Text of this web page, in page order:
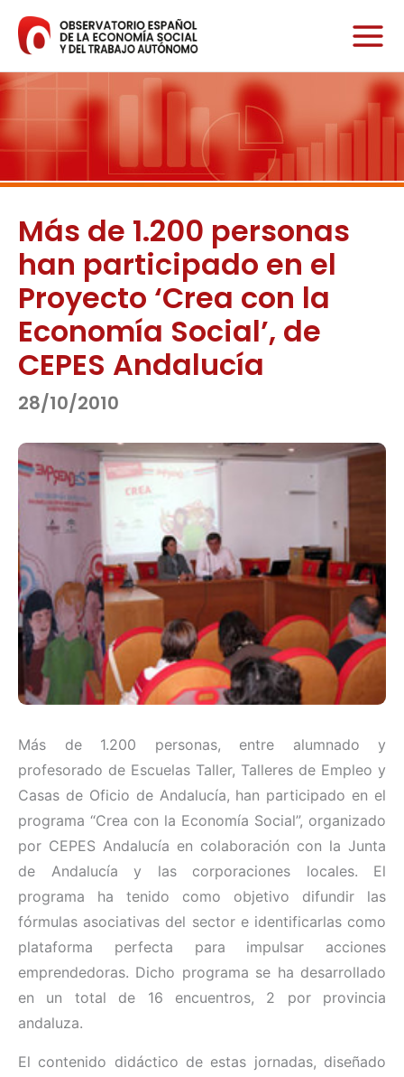
contenido
Más de 1.200 personas
han participado en el
Proyecto ‘Crea con la
Economía Social’, de
CEPES Andalucía
28/10/2010
Más de 1.200 personas, entre alumnado y
profesorado de Escuelas Taller, Talleres de Empleo y
Casas de Oficio de Andalucía, han participado en el
programa “Crea con la Economía Social”, organizado
por CEPES Andalucía en colaboración con la Junta
de Andalucía y las corporaciones locales. El
programa ha tenido como objetivo difundir las
fórmulas asociativas del sector e identificarlas como
plataforma perfecta para impulsar acciones
emprendedoras. Dicho programa se ha desarrollado
en un total de 16 encuentros, 2 por provincia
andaluza.
El contenido didáctico de estas jornadas, diseñado